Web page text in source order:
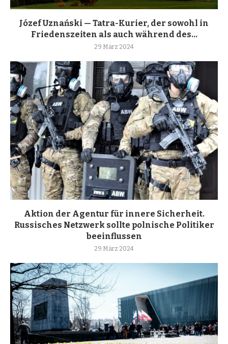
Józef Uznański — Tatra-Kurier, der sowohl in
Friedenszeiten als auch während des...
29 März 2024
Aktion der Agentur für innere Sicherheit.
Russisches Netzwerk sollte polnische Politiker
beeinflussen
29 März 2024